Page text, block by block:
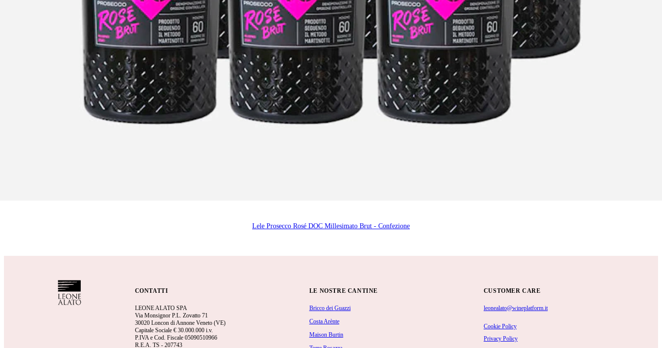
Lele Prosecco Rosé DOC Millesimato Brut - Confezione
CONTATTI
LEONE ALATO SPA
Via Monsignor P.L. Zovatto 71
30020 Loncon di Annone Veneto (VE)
Capitale Sociale € 30.000.000 i.v.
P.IVA e Cod. Fiscale 05090510966
R.E.A. TS - 207743
LE NOSTRE CANTINE
Bricco dei Guazzi
Costa Arènte
Maison Burtin
CUSTOMER CARE
leonealato@wineplatform.it
Cookie Policy
Privacy Policy